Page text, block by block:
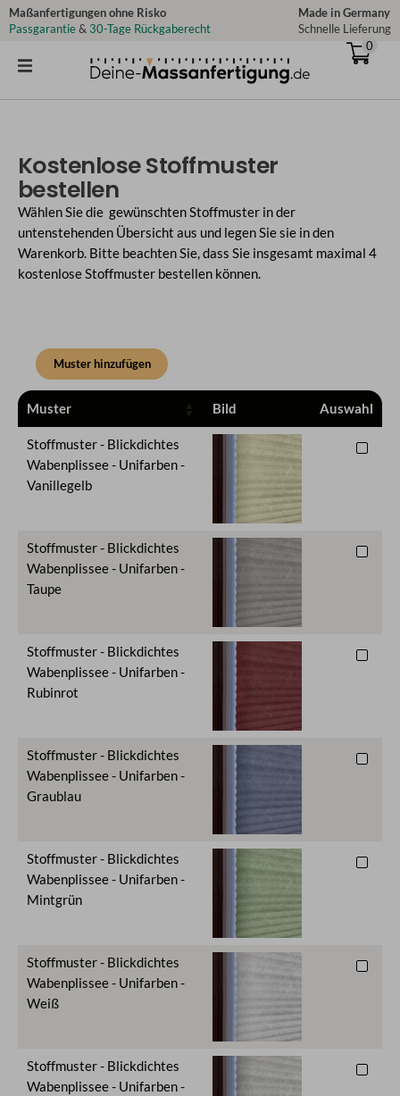
Zum
Inhalt
Maßanfertigungen ohne Risko
Passgarantie& 30-Tage Rückgaberecht
Made in Germany
Schnelle Lieferung
0
Kostenlose Stoffmuster
bestellen
Wählen Sie die gewünschten Stoffmuster in der
untenstehenden Übersicht aus und legen Sie sie in den
Warenkorb. Bitte beachten Sie, dass Sie insgesamt maximal 4
kostenlose Stoffmuster bestellen können.
Muster Bild Auswahl
Stoffmuster - Blickdichtes
Wabenplissee - Unifarben -
Vanillegelb
Stoffmuster - Blickdichtes
Wabenplissee - Unifarben -
Taupe
Stoffmuster - Blickdichtes
Wabenplissee - Unifarben -
Rubinrot
Stoffmuster - Blickdichtes
Wabenplissee - Unifarben -
Graublau
Stoffmuster - Blickdichtes
Wabenplissee - Unifarben -
Mintgrün
Stoffmuster - Blickdichtes
Wabenplissee - Unifarben -
Weiß
Stoffmuster - Blickdichtes
Wabenplissee - Unifarben -